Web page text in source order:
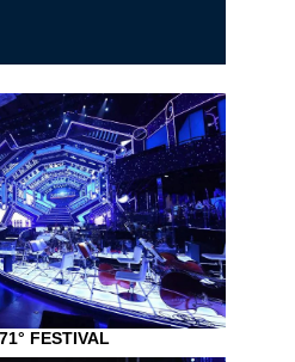
FESTIVAL